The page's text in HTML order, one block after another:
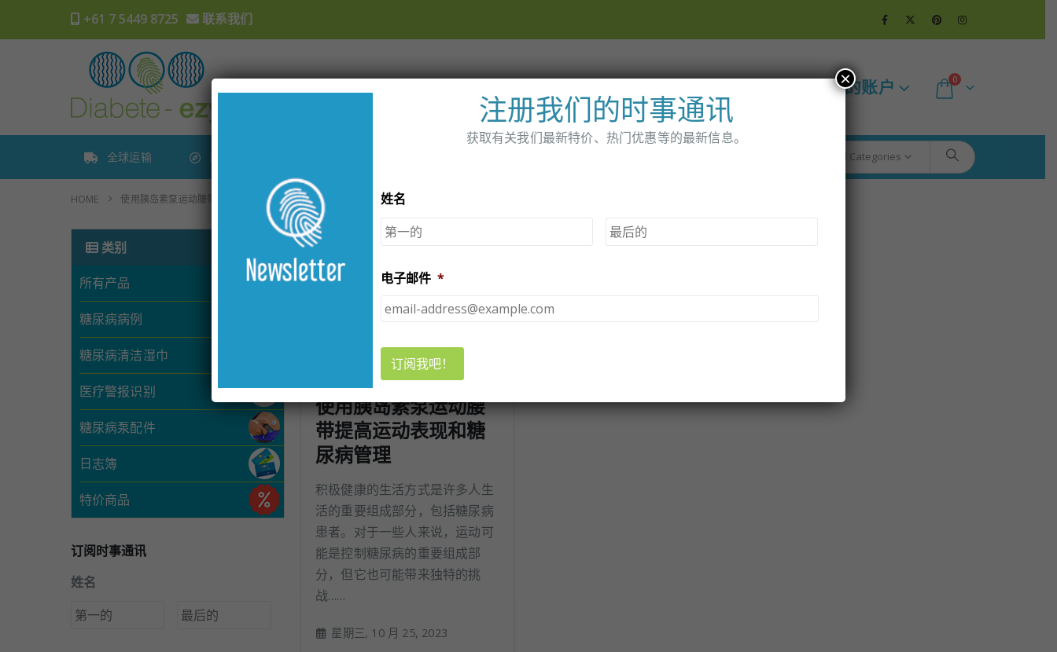
+61 7 5449 8725 联系我们
我的账户 0
全球运输 追踪订单 All Categories
HOME 使用胰岛素泵运动腰带提高运动表现和糖尿病管理 TAG -胰岛素泵运动腰带
使用胰岛素泵运动腰
带提高运动表现和糖
尿病管理
积极健康的生活方式是许多人生
活的重要组成部分，包括糖尿病
患者。对于一些人来说，运动可
能是控制糖尿病的重要组成部
分，但它也可能带来独特的挑
战……
星期三, 10 月 25, 2023
类别
所有产品
糖尿病病例
糖尿病清洁湿巾
医疗警报识别
糖尿病泵配件
日志簿
特价商品
订阅时事通讯
姓名
注册我们的时事通讯
获取有关我们最新特价、热门优惠等的最新信息。
姓名
电子邮件 *
×